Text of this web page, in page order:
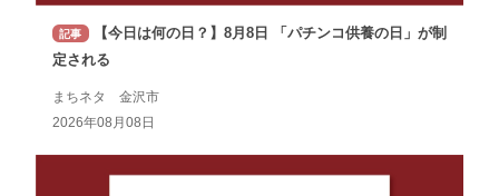
記事
【今日は何の日？】8月8日 「パチンコ供養の日」が制
定される
まちネタ 金沢市
2026年08月08日